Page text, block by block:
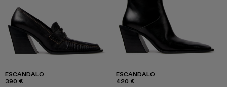
ESCANDALO
390 €
ESCANDALO
420 €